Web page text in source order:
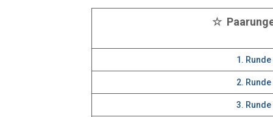
☆
1. Runde
2. Runde
3. Runde